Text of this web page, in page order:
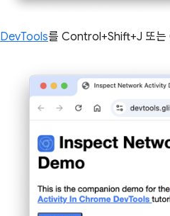
DevTools를 Control+Shift+J 또